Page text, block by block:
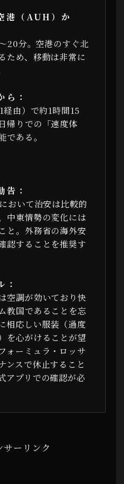
港（AUH）か
20分。空港のすぐ北
ため、移動は非常に
ら：
経由）で約1時間15
帰りでの「速度体
である。
告：
おいて治安は比較的
中東情勢の変化には
と。外務省の海外安
認することを推奨す
：
空調が効いており快
教国であることを忘
相応しい服装（過度
を心がけることが望
ォーミュラ・ロッサ
ンスで休止すること
アプリでの確認が必
サーリンク